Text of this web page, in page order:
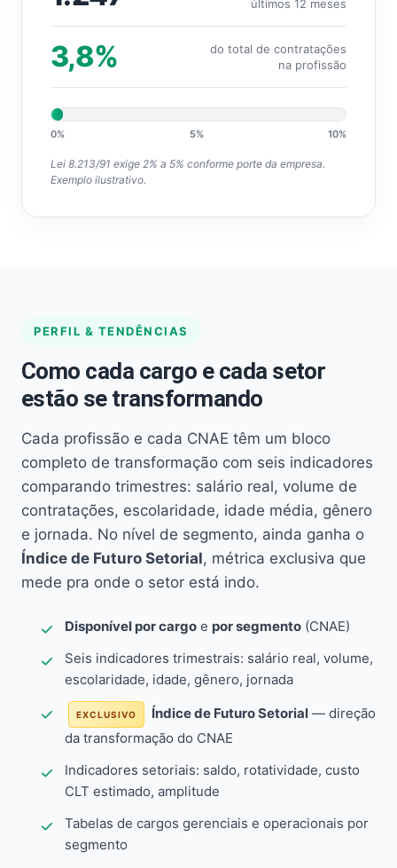
últimos 12 meses
3,8%
do total de contratações
na profissão
0% 5% 10%
Lei 8.213/91 exige 2% a 5% conforme porte da empresa.
Exemplo ilustrativo.
PERFIL & TENDÊNCIAS
Como cada cargo e cada setor
estão se transformando
Cada profissão e cada CNAE têm um bloco
completo de transformação com seis indicadores
comparando trimestres: salário real, volume de
contratações, escolaridade, idade média, gênero
e jornada. No nível de segmento, ainda ganha o
Índice de Futuro Setorial, métrica exclusiva que
mede pra onde o setor está indo.
Disponível por cargo e por segmento (CNAE)
Seis indicadores trimestrais: salário real, volume,
escolaridade, idade, gênero, jornada
EXCLUSIVO Índice de Futuro Setorial — direção
da transformação do CNAE
Indicadores setoriais: saldo, rotatividade, custo
CLT estimado, amplitude
Tabelas de cargos gerenciais e operacionais por
segmento